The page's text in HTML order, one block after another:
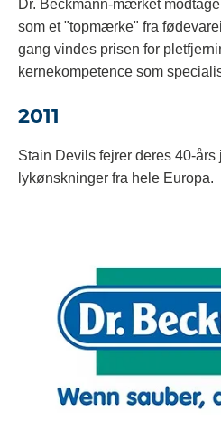
Dr. Beckmann-mærket
som et "topmærke" fra
gang vindes prisen for
kernekompetence som
2011
Stain Devils fejrer deres 40-
lykønskninger fra hele Europa.